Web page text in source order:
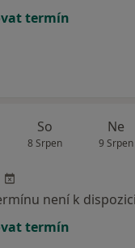
termín
So
8 Srpen
Ne
9 Srpen
není k dispozici
termín